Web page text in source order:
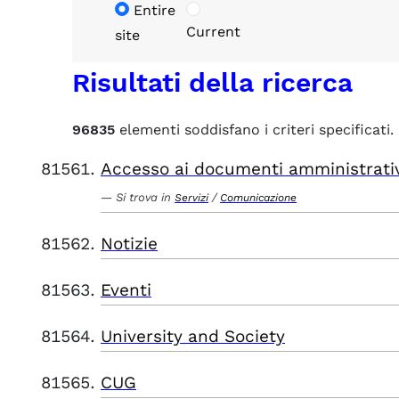
Entire
site
Current
Risultati della ricerca
96835 elementi soddisfano i criteri specificati.
Accesso ai documenti
Si trova in Servizi / Comunicazione
Notizie
Eventi
University and Society
CUG